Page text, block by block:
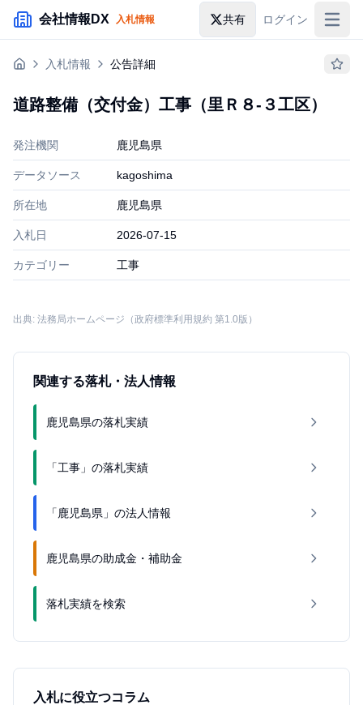
メインコンテンツにスキップ
会社情報DX 入札情報 共有 ログイン
入札情報
企業検索
入札情報 公告詳細
道路整備（交付金）工事（里Ｒ８‐３工区）
発注機関 鹿児島県
データソース kagoshima
所在地 鹿児島県
入札日 2026-07-15
カテゴリー 工事
出典: 法務局ホームページ（政府標準利用規約 第1.0版）
関連する落札・法人情報
鹿児島県の落札実績
「工事」の落札実績
「鹿児島県」の法人情報
鹿児島県の助成金・補助金
落札実績を検索
入札に役立つコラム